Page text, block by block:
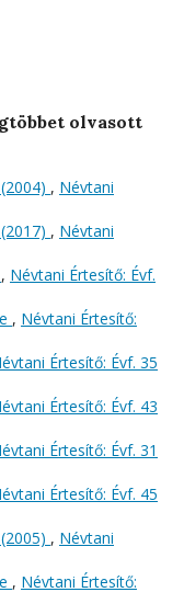
olvasott
, Névtani
, Névtani
, Névtani Értesítő: Évf.
, Névtani Értesítő:
Értesítő: Évf. 35
Értesítő: Évf. 43
Értesítő: Évf. 31
Értesítő: Évf. 45
, Névtani
, Névtani Értesítő: